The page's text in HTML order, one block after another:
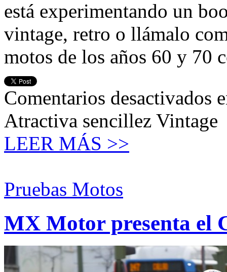
está experimentando un
vintage, retro o llámalo
motos de los años 60 y
Comentarios desactivados
Atractiva sencillez Vintage
LEER MÁS >>
Pruebas Motos
MX Motor presenta el